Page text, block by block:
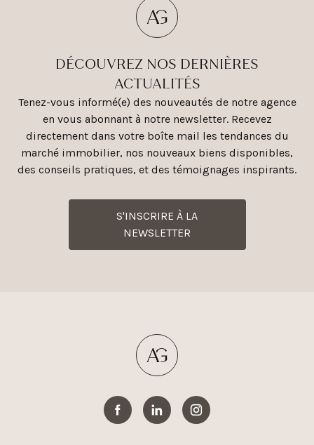
DÉCOUVREZ NOS DERNIÈRES
ACTUALITÉS
Tenez-vous informé(e) des nouveautés de notre agence
en vous abonnant à notre newsletter. Recevez
directement dans votre boîte mail les tendances du
marché immobilier, nos nouveaux biens disponibles,
des conseils pratiques, et des témoignages inspirants.
S'INSCRIRE À LA
NEWSLETTER